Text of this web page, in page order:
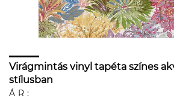
Virágmintás vinyl tapéta színes
stílusban
ÁR: